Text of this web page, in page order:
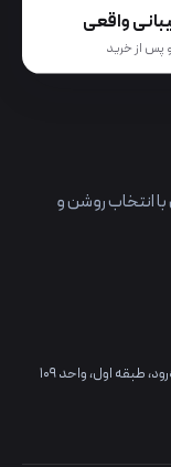
واقعی
از خرید
انتخاب روشن و
طبقه اول، واحد ۱۰۹